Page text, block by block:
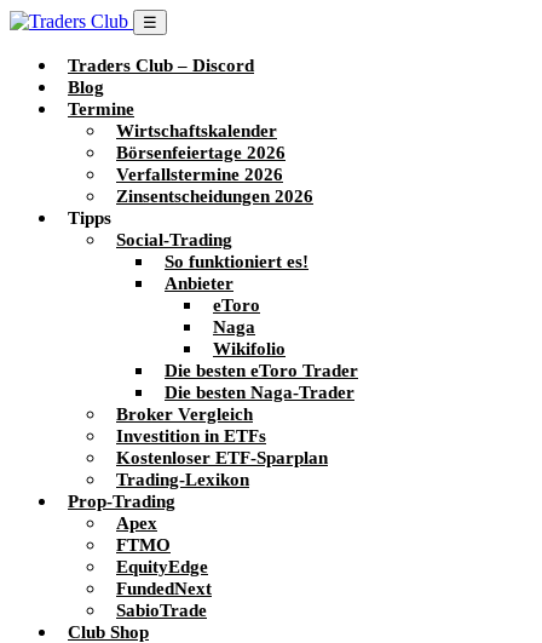
☰
Traders Club – Discord
Blog
Termine
Wirtschaftskalender
Börsenfeiertage 2026
Verfallstermine 2026
Zinsentscheidungen 2026
Tipps
Social-Trading
So funktioniert es!
Anbieter
eToro
Naga
Wikifolio
Die besten eToro Trader
Die besten Naga-Trader
Broker Vergleich
Investition in ETFs
Kostenloser ETF-Sparplan
Trading-Lexikon
Prop-Trading
Apex
FTMO
EquityEdge
FundedNext
SabioTrade
Club Shop